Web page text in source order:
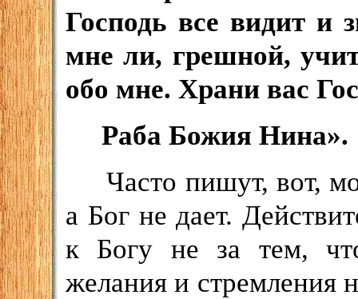
Господь все видит и
мне ли, грешной,
обо мне. Храни вас
Раба Божия Нина».
Часто пишут, вот,
а Бог не дает.
к Богу не за тем,
желания и стремления